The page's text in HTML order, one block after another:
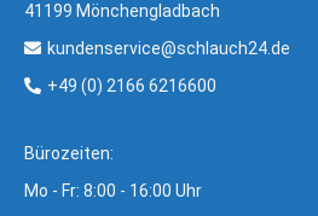
41199 Mönchengladbach
kundenservice@schlauch24.de
+49 (0) 2166 6216600
Bürozeiten:
Mo - Fr: 8:00 - 16:00 Uhr